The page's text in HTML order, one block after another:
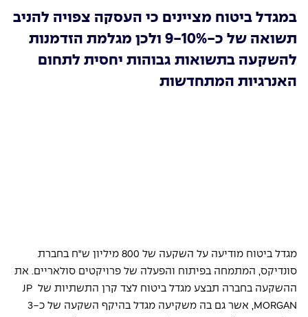
במגדל ביטוח מציינים כי העסקה צפויה להניב
תשואה של כ-9-10% ולכן מגלמת הזדמנות
להשקעה בתשואות גבוהות יחסית לתחום
האנרגיות המתחדשות
מגדל ביטוח מודיעה על השקעה של 800 מיליון ש"ח בחברת
סונדיקס, המתמחה בפיתוח והפעלה של פרויקטים סולאריים. את
ההשקעה בחברה תבצע מגדל ביטוח לצד קרן התשתיות של JP